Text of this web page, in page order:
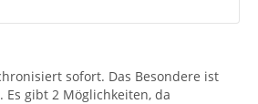
sofort. Das Besondere ist
Es gibt 2 Möglichkeiten, da